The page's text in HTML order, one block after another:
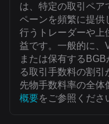
は、特定の取引ペア
ペーンを頻繁に提供
行うトレーダーや上
益です。一般的に、
または保有する
る取引手数料の割
先物手数料率の全体
概要をご参照くださ